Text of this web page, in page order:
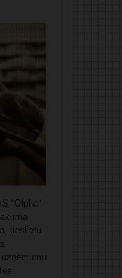
“Olpha”
tieslietu